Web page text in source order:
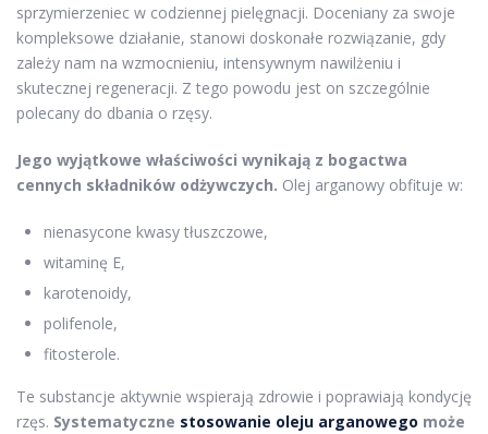
sprzymierzeniec w codziennej pielęgnacji. Doceniany za swoje
kompleksowe działanie, stanowi doskonałe rozwiązanie, gdy
zależy nam na wzmocnieniu, intensywnym nawilżeniu i
skutecznej regeneracji. Z tego powodu jest on szczególnie
polecany do dbania o rzęsy.
Jego wyjątkowe właściwości wynikają z bogactwa
cennych składników odżywczych. Olej arganowy obfituje w:
nienasycone kwasy tłuszczowe,
witaminę E,
karotenoidy,
polifenole,
fitosterole.
Te substancje aktywnie wspierają zdrowie i poprawiają kondycję
rzęs. Systematyczne stosowanie oleju arganowego może